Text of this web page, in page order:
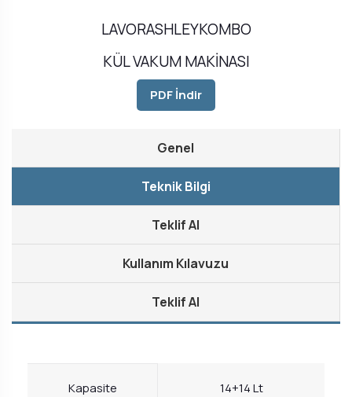
LAVORASHLEYKOMBO
KÜL VAKUM MAKİNASI
PDF İndir
Genel
Teknik Bilgi
Teklif Al
Kullanım Kılavuzu
Teklif Al
Kapasite 14+14 Lt